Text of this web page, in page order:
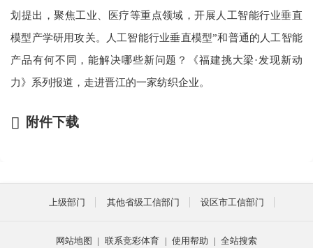
划提出，聚焦工业、医疗等重点领域，开展人工智能行业垂直
模型产学研用攻关。人工智能行业垂直模型”和普通的人工智能
产品有何不同，能解决哪些新问题？《福建挑大梁·发现新动
力》系列报道，走进晋江的一家纺织企业。
附件下载
上级部门 其他省级工信部门 设区市工信部门
网站地图 | 联系竞彩体育 | 使用帮助 | 全站搜索